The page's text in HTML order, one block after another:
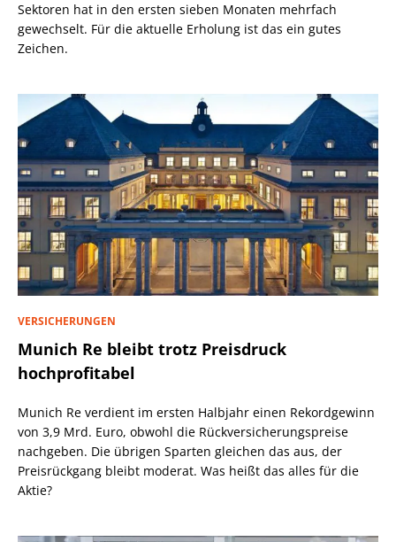
Sektoren hat in den ersten sieben Monaten mehrfach
gewechselt. Für die aktuelle Erholung ist das ein gutes
Zeichen.
VERSICHERUNGEN
Munich Re bleibt trotz Preisdruck
hochprofitabel
Munich Re verdient im ersten Halbjahr einen Rekordgewinn
von 3,9 Mrd. Euro, obwohl die Rückversicherungspreise
nachgeben. Die übrigen Sparten gleichen das aus, der
Preisrückgang bleibt moderat. Was heißt das alles für die
Aktie?